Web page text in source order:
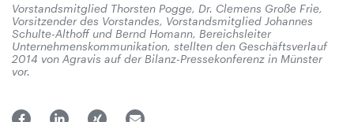
Vorstandsmitglied Thorsten Pogge, Dr. Clemens Große Frie,
Vorsitzender des Vorstandes, Vorstandsmitglied Johannes
Schulte-Althoff und Bernd Homann, Bereichsleiter
Unternehmenskommunikation, stellten den Geschäftsverlauf
2014 von Agravis auf der Bilanz-Pressekonferenz in Münster
vor.